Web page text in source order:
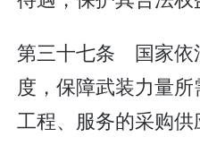
第三十七条 国家依
度，保障武装力量所
工程、服务的采购供